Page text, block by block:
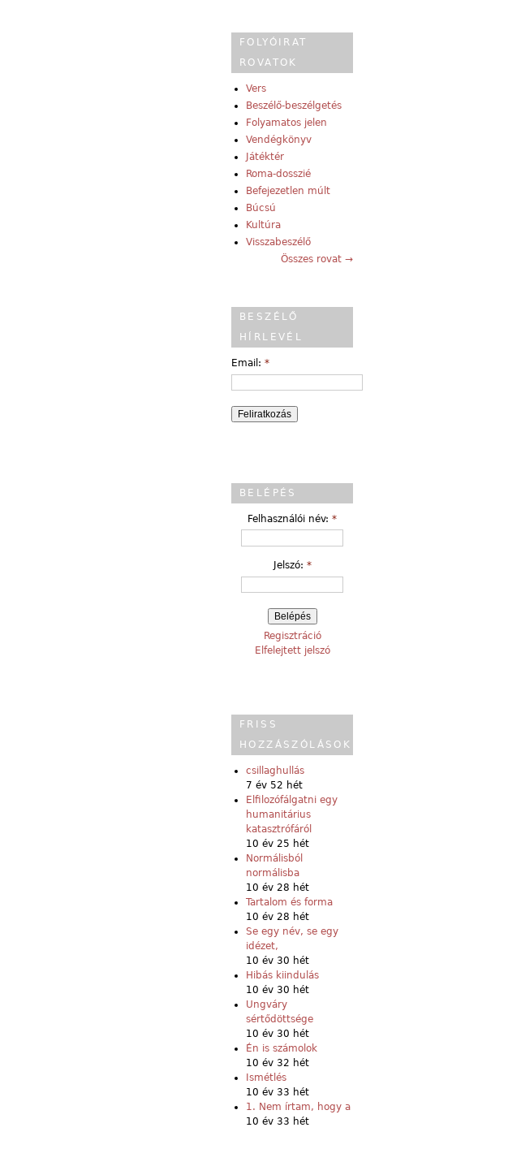
FOLYÓIRAT
ROVATOK
Vers
Beszélő-beszélgetés
Folyamatos jelen
Vendégkönyv
Játéktér
Roma-dosszié
Befejezetlen múlt
Búcsú
Kultúra
Visszabeszélő
Összes rovat →
BESZÉLŐ
HÍRLEVÉL
Email: *
BELÉPÉS
Felhasználói név: *
Jelszó: *
Regisztráció
Elfelejtett jelszó
FRISS
HOZZÁSZÓLÁSOK
csillaghullás
7 év 52 hét
Elfilozófálgatni egy
humanitárius
katasztrófáról
10 év 25 hét
Normálisból
normálisba
10 év 28 hét
Tartalom és forma
10 év 28 hét
Se egy név, se egy
idézet,
10 év 30 hét
Hibás kiindulás
10 év 30 hét
Ungváry
sértődöttsége
10 év 30 hét
Én is számolok
10 év 32 hét
Ismétlés
10 év 33 hét
1. Nem írtam, hogy a
10 év 33 hét